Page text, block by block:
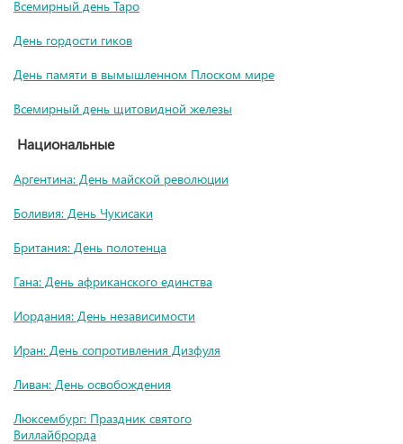
Всемирный день Таро
День гордости гиков
День памяти в вымышленном Плоском мире
Всемирный день щитовидной железы
Национальные
Аргентина: День майской революции
Боливия: День Чукисаки
Британия: День полотенца
Гана: День африканского единства
Иордания: День независимости
Иран: День сопротивления Дизфуля
Ливан: День освобождения
Люксембург: Праздник святого
Виллайброрда